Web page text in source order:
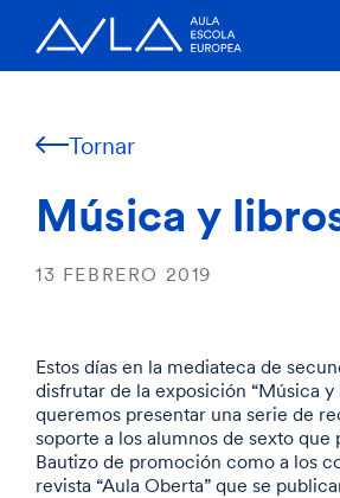
Tornar
Música y
13 FEBRERO 2019
Estos días en la mediateca de
disfrutar de la exposición “Música y
queremos presentar una serie de
soporte a los alumnos de sexto que
Bautizo de promoción como a los
revista “Aula Oberta” que se